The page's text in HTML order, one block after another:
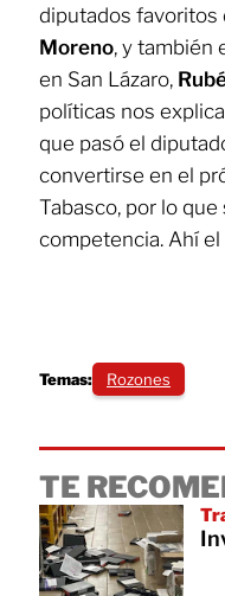
diputados favoritos
Moreno, y también
en San Lázaro,
políticas nos
que pasó el
convertirse en el
Tabasco, por lo
competencia. Ahí el
Temas: Rozones
TE